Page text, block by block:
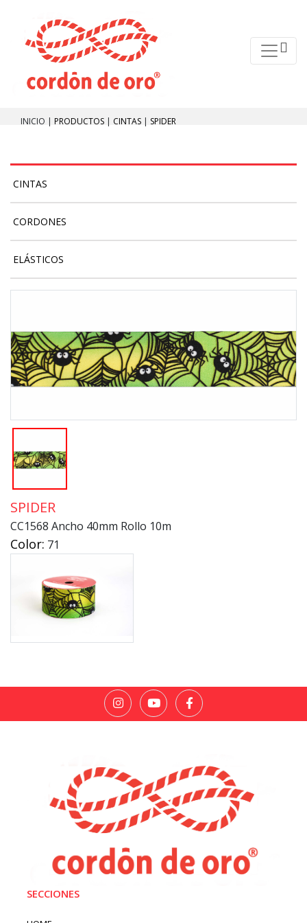
INICIO | PRODUCTOS | CINTAS | SPIDER
CINTAS
CORDONES
ELÁSTICOS
SPIDER
CC1568 Ancho 40mm Rollo 10m
Color: 71
SECCIONES